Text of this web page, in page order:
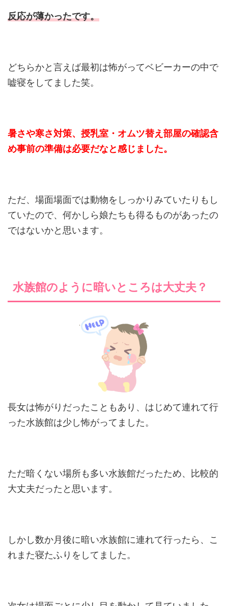
反応が薄かったです。
どちらかと言えば最初は怖がってベビーカーの中で
嘘寝をしてました笑。
暑さや寒さ対策、授乳室・オムツ替え部屋の確認含
め事前の準備は必要だなと感じました。
ただ、場面場面では動物をしっかりみていたりもし
ていたので、何かしら娘たちも得るものがあったの
ではないかと思います。
水族館のように暗いところは大丈夫？
長女は怖がりだったこともあり、はじめて連れて行
った水族館は少し怖がってました。
ただ暗くない場所も多い水族館だったため、比較的
大丈夫だったと思います。
しかし数か月後に暗い水族館に連れて行ったら、こ
れまた寝たふりをしてました。